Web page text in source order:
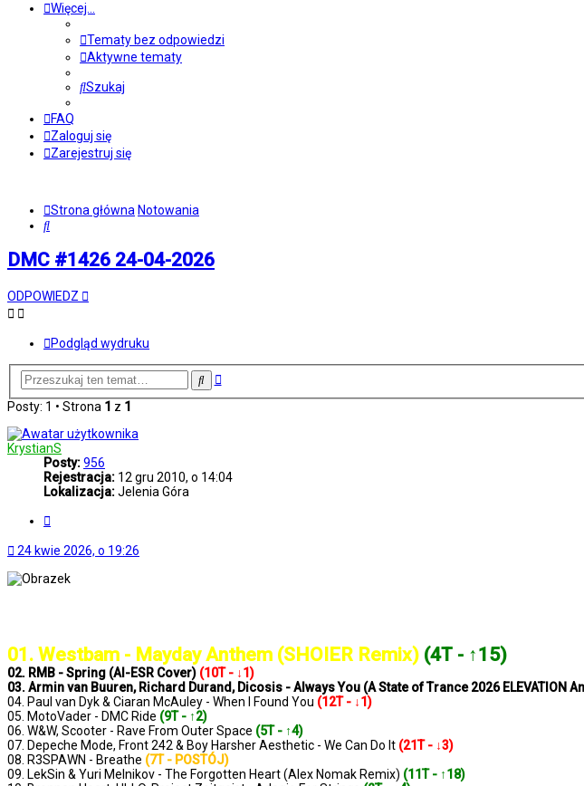
Więcej…
Tematy bez odpowiedzi
Aktywne tematy
Szukaj
FAQ
Zaloguj się
Zarejestruj się
Strona główna Notowania
Szukaj
DMC #1426 24-04-2026
ODPOWIEDZ
Podgląd wydruku
SzukajWyszukiwanie
Posty: 1 • Strona 1 z 1
KrystianS
Posty:956
Rejestracja: 12 gru 2010, o 14:04
Lokalizacja:Jelenia Góra
24 kwie 2026, o 19:26
01. Westbam - Mayday Anthem (SHOIER Remix) (4T - ↑15)
02. RMB - Spring (AI-ESR Cover) (10T - ↓1)
03. Armin van Buuren, Richard Durand, Dicosis - Always You (A State of Trance 2026 ELEVATION
04. Paul van Dyk & Ciaran McAuley - When I Found You (12T - ↓1)
05. MotoVader - DMC Ride (9T - ↑2)
06. W&W, Scooter - Rave From Outer Space (5T - ↑4)
07. Depeche Mode, Front 242 & Boy Harsher Aesthetic - We Can Do It (21T - ↓3)
08. R3SPAWN - Breathe (7T - POSTÓJ)
09. LekSin & Yuri Melnikov - The Forgotten Heart (Alex Nomak Remix) (11T - ↑18)